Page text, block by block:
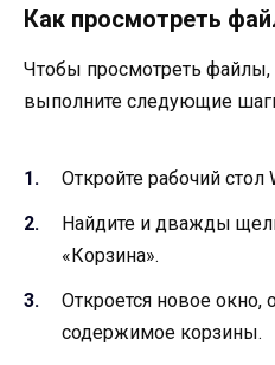
Как просмотреть
Чтобы просмотреть файлы,
выполните следующие
Откройте рабочий стол
Найдите и дважды
«Корзина».
Откроется новое
содержимое корзины.